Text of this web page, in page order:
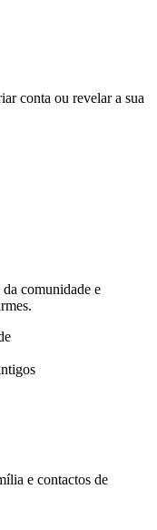
conta ou revelar a sua
comunidade e
e contactos de